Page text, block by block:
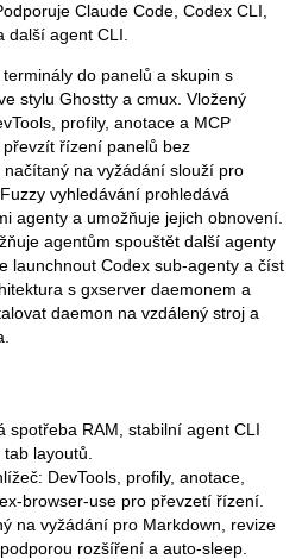
Claude Code, Codex CLI,
další agent CLI.
do panelů a skupin s
stylu Ghostty a cmux. Vložený
profily, anotace a MCP
řízení panelů bez
na vyžádání slouží pro
vyhledávání prohledává
agenty a umožňuje jejich obnovení.
agentům spouštět další agenty
launchnout Codex sub-agenty a číst
s gxserver daemonem a
daemon na vzdálený stroj a
spotřeba RAM, stabilní agent CLI
layoutů.
DevTools, profily, anotace,
browser-use pro převzetí řízení.
na vyžádání pro Markdown, revize
rozšíření a auto-sleep.